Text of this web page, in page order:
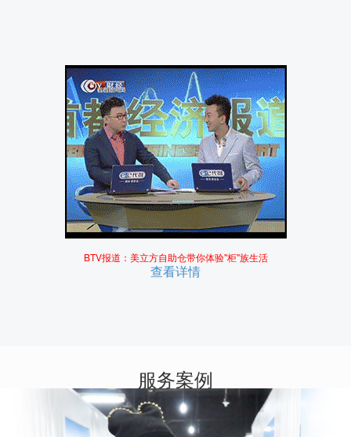
BTV报道：美立方自助仓带你体验"柜"族生活
查看详情
服务案例